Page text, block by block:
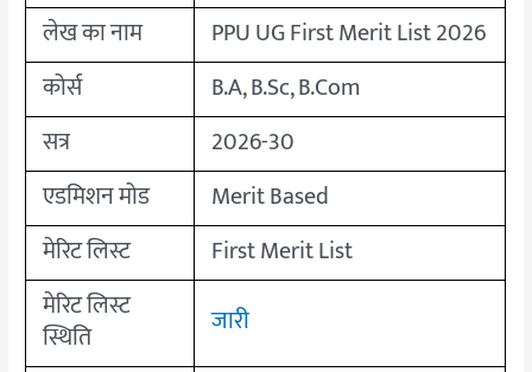
लेख का नाम
PPU UG First Merit List 2026
कोर्स
B.A, B.Sc, B.Com
सत्र
2026-30
एडमिशन मोड
Merit Based
मेरिट लिस्ट
First Merit List
मेरिट लिस्ट
स्थिति
जारी